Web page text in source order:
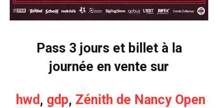
Pass 3 jours et billet à la
journée en vente sur
hwd, gdp, Zénith de Nancy Open